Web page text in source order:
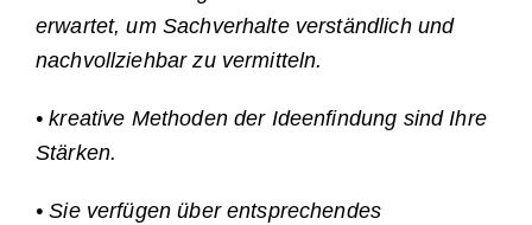
erwartet, um Sachverhalte verständlich und
nachvollziehbar zu vermitteln.
• kreative Methoden der Ideenfindung sind Ihre
Stärken.
• Sie verfügen über entsprechendes